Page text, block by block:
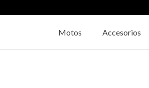
Motos Accesorios